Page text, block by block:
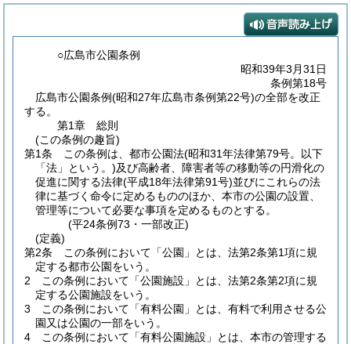
○広島市公園条例
昭和39年3月31日
条例第18号
広島市公園条例(昭和27年広島市条例第22号)の全部を改正
する。
第1章
総則
(この条例の趣旨)
第1条
この条例は、都市公園法(昭和31年法律第79号。以下
「法」という。)及び高齢者、障害者等の移動等の円滑化の
促進に関する法律(平成18年法律第91号)並びにこれらの法
律に基づく命令に定めるもののほか、本市の公園の設置、
管理等について必要な事項を定めるものとする。
(平24条例73・一部改正)
(定義)
第2条
この条例において「公園」とは、法第2条第1項に規
定する都市公園をいう。
2
この条例において「公園施設」とは、法第2条第2項に規
定する公園施設をいう。
3
この条例において「有料公園」とは、有料で利用させる公
園又は公園の一部をいう。
4
この条例において「有料公園施設」とは、本市の管理する